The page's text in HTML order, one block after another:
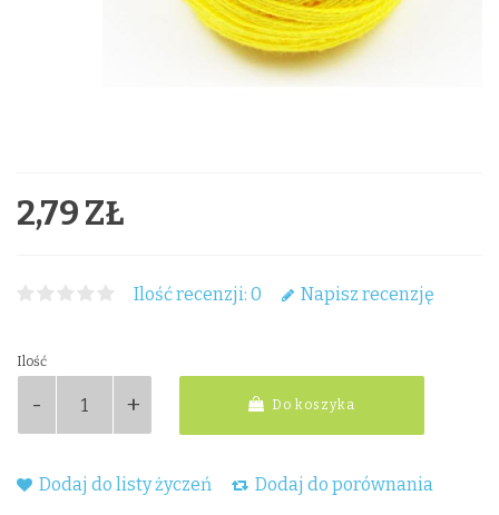
2,79 ZŁ
Ilość recenzji: 0 Napisz recenzję
Ilość
Do koszyka
Dodaj do listy życzeń Dodaj do porównania